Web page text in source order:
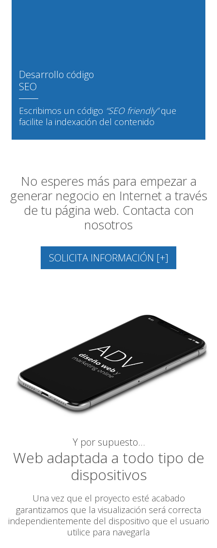
Desarrollo código
SEO
Escribimos un código “SEO friendly”que
facilite la indexación del contenido
No esperes más para empezar a
generar negocio en Internet a través
de tu página web. Contacta con
nosotros
SOLICITA INFORMACIÓN [+]
Y por supuesto…
Web adaptada a todo tipo de
dispositivos
Una vez que el proyecto esté acabado
garantizamos que la visualización será correcta
independientemente del dispositivo que el usuario
utilice para navegarla